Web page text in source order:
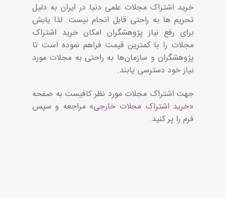
خرید اشتراک مجلات علمی دنیا در ایران به دلیل
تحریم ها به راحتی قابل انجام نیست. لذا یابش
برای رفع نیاز پژوهشگران امکان خرید اشتراک
مجلات را با کمترین قیمت فراهم نموده است تا
پژوهشگران و سازمان‌ها به راحتی به مجلات مورد
نیاز خود دسترسی یابند.
جهت اشتراک مجلات مورد نظر کافیست به صفحه
«خرید اشتراک مجلات خارجی» مراجعه و سپس
فرم را پر کنید.